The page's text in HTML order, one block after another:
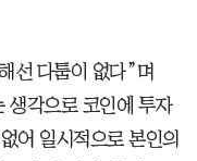
선 다툼이 없다”며
생각으로 코인에 투자
어 일시적으로 본인의